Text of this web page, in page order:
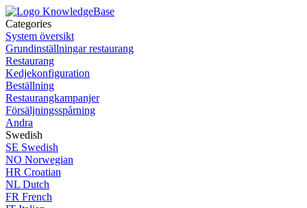
Categories
System översikt
Grundinställningar restaurang
Restaurang
Kedjekonfiguration
Beställning
Restaurangkampanjer
Försäljningsspårning
Andra
Swedish
SE Swedish
NO Norwegian
HR Croatian
NL Dutch
FR French